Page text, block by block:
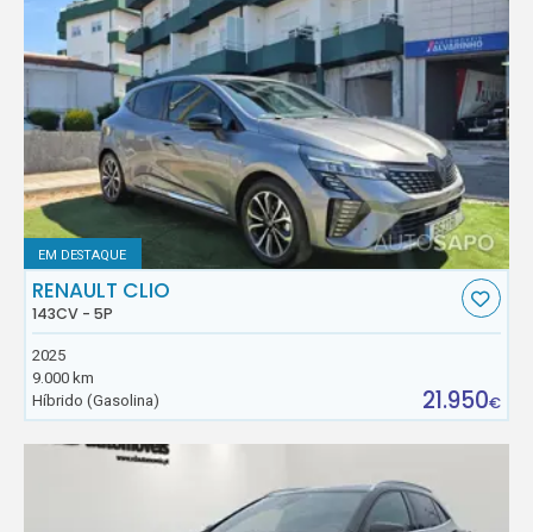
EM DESTAQUE
RENAULT CLIO
143CV - 5P
2025
9.000 km
Híbrido (Gasolina)
21.950€